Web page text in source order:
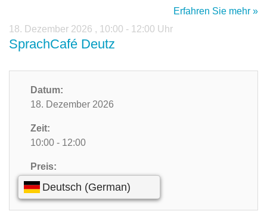
Erfahren Sie mehr »
18. Dezember 2026 , 10:00 - 12:00 Uhr
SprachCafé Deutz
Datum:
18. Dezember 2026
Zeit:
10:00 - 12:00
Preis:
Kostenlos